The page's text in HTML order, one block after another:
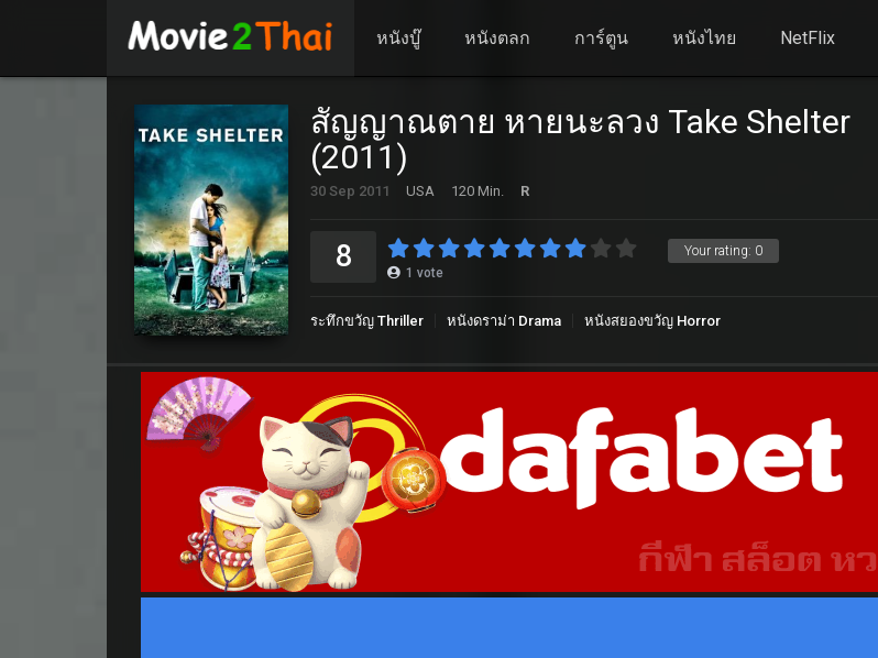
หนังบู๊ หนังตลก การ์ตูน หนังไทย NetFlix
สัญญาณตาย หายนะลวง Take Shelter
(2011)
30 Sep 2011 USA 120 Min. R
Your rating: 0
8 1 vote
ระทึกขวัญ Thriller หนังดราม่า Drama หนังสยองขวัญ Horror